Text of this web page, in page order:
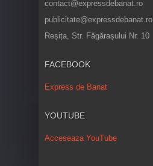
contact@expressdebanat.ro
publicitate@expressdebanat.ro
Reșița, Str. Făgărașului Nr. 10
FACEBOOK
Express de Banat
YOUTUBE
Acceseaza YouTube